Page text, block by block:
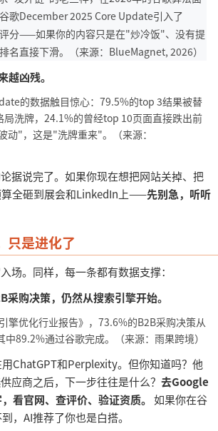
歌December 2025 Core Update引入了
分——如果你的内容只是在"炒冷饭"、没有提
名直接下滑。（来源：BlueMagnet, 2026）
越凶残。
的数据触目惊心：79.5%的top 3结果被替
洗牌，24.1%的曾经top 10页面直接跌出前
动"，这是"洗牌重来"。（来源：
据说完了。如果你现在想把网站关掉、把
算全砸到展会和LinkedIn上——先别急，听听
只是进化了
场。同样，每一条都有数据支撑：
采购决策，仍然从搜索引擎开始。
擎优化行业报告》，73.6%的B2B采购决策从
89.2%通过谷歌完成。（来源：雨果跨境）
ChatGPT和Perplexity。但你知道吗？他
应商之后，下一步往往是什么？ 去Google
看官网、查评价、验证资质。
如果你在谷
， AI推荐了你也是白搭。